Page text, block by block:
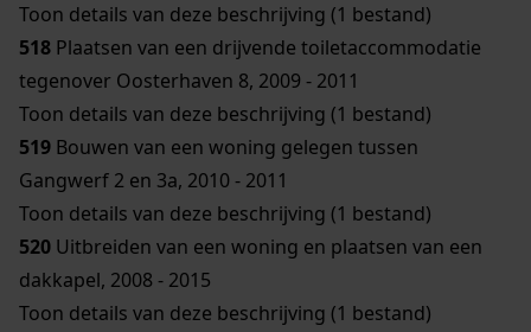
Toon details van deze beschrijving (1 bestand)
518 Plaatsen van een drijvende toiletaccommodatie
tegenover Oosterhaven 8, 2009 - 2011
Toon details van deze beschrijving (1 bestand)
519 Bouwen van een woning gelegen tussen
Gangwerf 2 en 3a, 2010 - 2011
Toon details van deze beschrijving (1 bestand)
520 Uitbreiden van een woning en plaatsen van een
dakkapel, 2008 - 2015
Toon details van deze beschrijving (1 bestand)